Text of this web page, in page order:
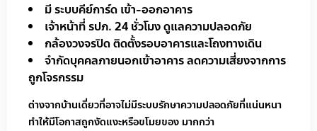
มี ระบบคีย์การ์ด เข้า-ออกอาคาร
เจ้าหน้าที่ รปภ. 24 ชั่วโมง ดูแลความปลอดภัย
กล้องวงจรปิด ติดตั้งรอบอาคารและโถงทางเดิน
จำกัดบุคคลภายนอกเข้าอาคาร ลดความเสี่ยงจากการ
ถูกโจรกรรม
ต่างจากบ้านเดี่ยวที่อาจไม่มีระบบรักษาความปลอดภัยที่แน่นหนา
ทำให้มีโอกาสถูกงัดแงะหรือขโมยของ มากกว่า